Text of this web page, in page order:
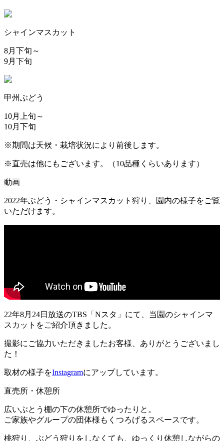
シャインマスカット
8月下旬～
9月下旬
甲州ぶどう
10月上旬～
10月下旬
※期間は天候・栽培状況により前後します。
※直売は他にもございます。（10品種くらいあります）
動画
2022年ぶどう・シャインマスカット狩り、園内の様子をご覧
いただけます。
22年8月24日放送のTBS「Nスタ」にて、当園のシャインマ
スカットをご紹介頂きました。
撮影にご協力いただきましたお客様、ありがとうございまし
た！
取材の様子をInstagramにアップしています。
直売所・休憩所
広いぶとう棚の下の休憩所でゆったりと。
ご家族やグループの団体様もくつろげるスペースです。
桃狩り、ぶどう狩りをしなくても、ゆっくり休憩しながらの